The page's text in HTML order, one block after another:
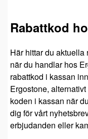
Rabattkod
Här hittar du
när du handlar hos
rabattkod i kassan
Ergostone,
koden i kassan när
dig för vårt
erbjudanden eller